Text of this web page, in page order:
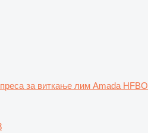
преса за виткање лим Amada HFBO